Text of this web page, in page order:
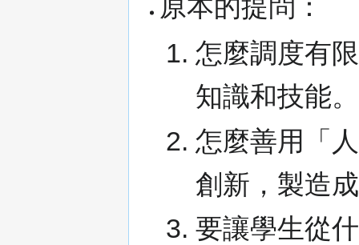
原本的提問：
怎麼調度有
知識和技能。
怎麼善用「
創新，製造
要讓學生從